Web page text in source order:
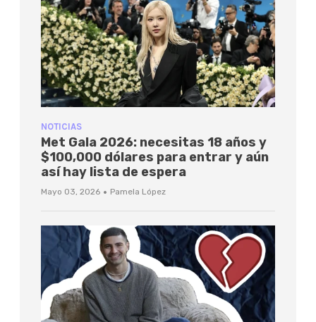
NOTICIAS
Met Gala 2026: necesitas 18 años y
$100,000 dólares para entrar y aún
así hay lista de espera
Mayo 03, 2026 · Pamela López